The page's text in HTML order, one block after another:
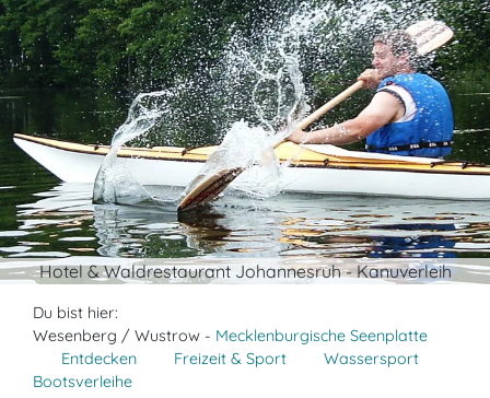
Hotel & Waldrestaurant Johannesruh - Kanuverleih
Du bist hier:
Wesenberg / Wustrow - Mecklenburgische Seenplatte
Entdecken
Freizeit & Sport
Wassersport
Bootsverleihe